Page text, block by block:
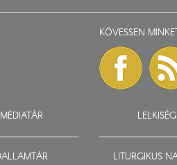
KÖVESSEN
MÉDIATÁR LELKISÉG
LITURGIKUS